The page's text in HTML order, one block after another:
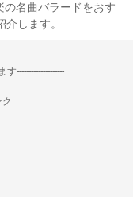
の名曲バラードをおす
します。
--------------------